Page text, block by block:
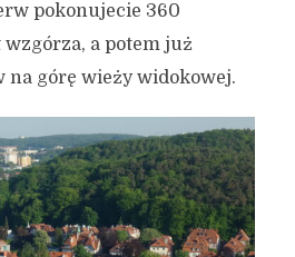
na dzień w
#6 – zielona
pokonujecie 360
a potem już
na górę wieży widokowej.